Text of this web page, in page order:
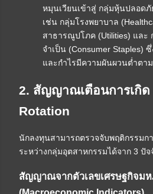
หมุนเวียนเข้าสู่ กลุ่มหุ้นปลอดภั
เช่น กลุ่มโรงพยาบาล
สาธารณูปโภค (Utilities) แล
จำเป็น (Consumer Staples)
และกำไรมีความผันผวนต่ำตา
2. สัญญาณเตือนการเกิด
Rotation
นักลงทุนสามารถตรวจจับพฤติกรรมก
ระหว่างกลุ่มอุตสาหกรรมได้จาก 3 ปั
สัญญาณจากตัวเลขเศรษฐกิจม